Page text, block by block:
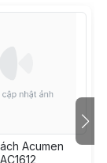
bóng)
Acumen